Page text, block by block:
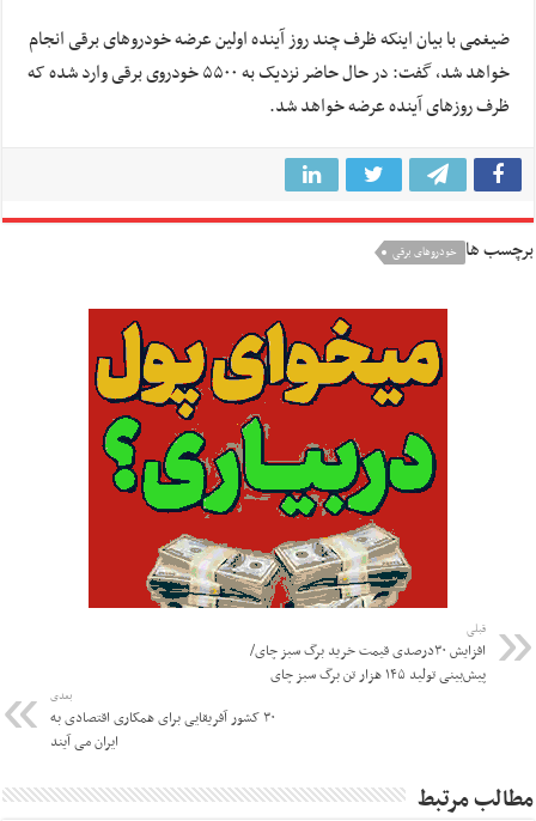
ضیغمی با بیان اینکه ظرف چند روز آینده اولین عرضه خودروهای برقی انجام
خواهد شد، گفت: در حال حاضر نزدیک به ۵۵۰۰ خودروی برقی وارد شده که
ظرف روزهای آینده عرضه خواهد شد.
برچسب ها خودروهای برقی
قبلی
افزایش ۳۰درصدی قیمت خرید برگ سبز چای/
پیش‌بینی تولید ۱۴۵ هزار تن برگ سبز چای
بعدی
۳۰ کشور آفریقایی برای همکاری اقتصادی به
ایران می آیند
مطالب مرتبط